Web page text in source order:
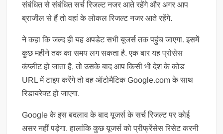
संबंधित से संबंधित सर्च रिजल्ट नजर आते रहेंगे और अगर आप
ब्राजील से हैं तो वहां के लोकल रिजल्ट नजर आते रहेंगे.
ने कहा कि जल्द ही यह अपडेट सभी यूजर्स तक पहुंच जाएगा. इसमें
कुछ महीने तक का समय लग सकता है. एक बार यह प्रोसेस
कंप्लीट हो जाता है, तो उसके बाद आप किसी भी देश के कोड
URL में टाइप करेंगे तो वह ऑटोमैटिक Google.com के साथ
रिडायरेक्ट हो जाएगा.
Google के इस बदलाव के बाद यूजर्स के सर्च रिजल्ट पर कोई
असर नहीं पड़ेगा. हालांकि कुछ यूजर्स को प्रीफ्रेंसेस रिसेट करनी